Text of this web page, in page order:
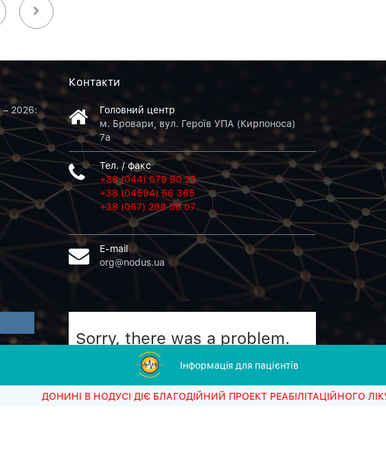
– 2026:
Контакти
Головний центр
м. Бровари, вул. Героїв УПА (Кирпоноса)
7а
Тел. / факс
+38 (044) 579 90 25
+38 (04594) 66 365
+38 (067) 288 50 07
E-mail
org@nodus.ua
Sorry, there was a problem.
Twitter returned the following error message:
Could not authenticate you.
Tweets @NODUS17512737
Iнформацiя для пацієнтів
В НОДУСІ ДІЄ БЛАГОДІЙНИЙ ПРОЕКТ РЕАБІЛІТАЦІЙНОГО ЛІКУВАННЯ